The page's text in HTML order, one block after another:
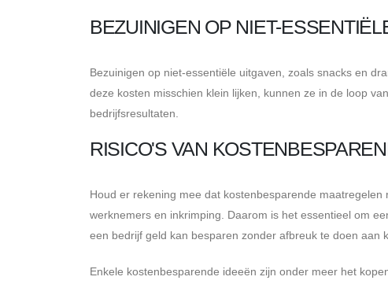
BEZUINIGEN OP NIET-
Bezuinigen op niet-essentiële uitgaven, zoals snacks en
deze kosten misschien klein lijken, kunnen ze in de loop
bedrijfsresultaten.
RISICO'S VAN
Houd er rekening mee dat kostenbesparende
werknemers en inkrimping. Daarom is het essentieel om
een bedrijf geld kan besparen zonder afbreuk te doen aan
Enkele kostenbesparende ideeën zijn onder meer het